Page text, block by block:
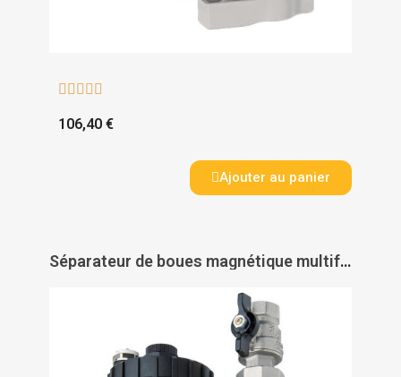
    
106,40 €
Ajouter au panier
Séparateur de boues magnétique multifonction SafeCleaner 2 - RBM